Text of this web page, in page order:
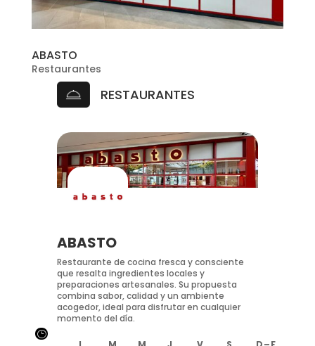
ABASTO
Restaurantes
RESTAURANTES
ABASTO
Restaurante de cocina fresca y consciente
que resalta ingredientes locales y
preparaciones artesanales. Su propuesta
combina sabor, calidad y un ambiente
acogedor, ideal para disfrutar en cualquier
momento del día.
}